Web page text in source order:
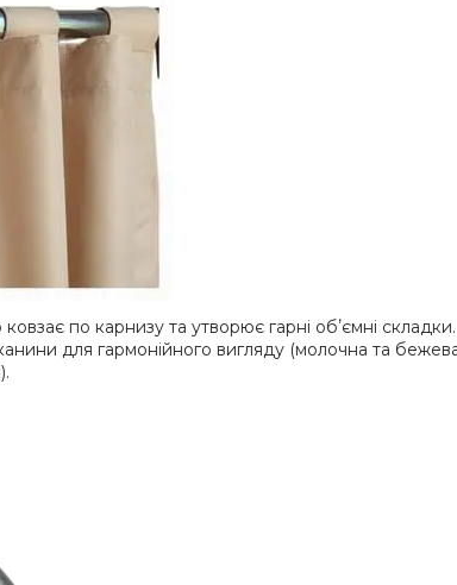
по карнизу та утворює гарні обʼємні
для гармонійного вигляду (молочна та